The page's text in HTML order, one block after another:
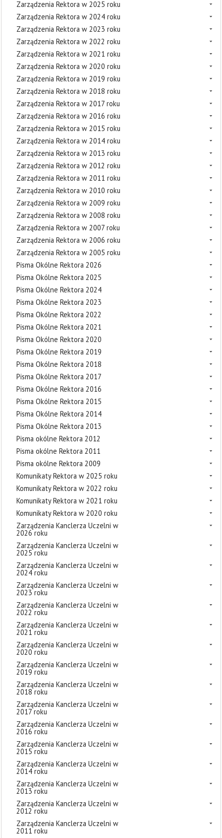
Zarządzenia Rektora w 2025 roku
Zarządzenia Rektora w 2024 roku
Zarządzenia Rektora w 2023 roku
Zarządzenia Rektora w 2022 roku
Zarządzenia Rektora w 2021 roku
Zarządzenia Rektora w 2020 roku
Zarządzenia Rektora w 2019 roku
Zarządzenia Rektora w 2018 roku
Zarządzenia Rektora w 2017 roku
Zarządzenia Rektora w 2016 roku
Zarządzenia Rektora w 2015 roku
Zarządzenia Rektora w 2014 roku
Zarządzenia Rektora w 2013 roku
Zarządzenia Rektora w 2012 roku
Zarządzenia Rektora w 2011 roku
Zarządzenia Rektora w 2010 roku
Zarządzenia Rektora w 2009 roku
Zarządzenia Rektora w 2008 roku
Zarządzenia Rektora w 2007 roku
Zarządzenia Rektora w 2006 roku
Zarządzenia Rektora w 2005 roku
Pisma Okólne Rektora 2026
Pisma Okólne Rektora 2025
Pisma Okólne Rektora 2024
Pisma Okólne Rektora 2023
Pisma Okólne Rektora 2022
Pisma Okólne Rektora 2021
Pisma Okólne Rektora 2020
Pisma Okólne Rektora 2019
Pisma Okólne Rektora 2018
Pisma Okólne Rektora 2017
Pisma Okólne Rektora 2016
Pisma Okólne Rektora 2015
Pisma Okólne Rektora 2014
Pisma Okólne Rektora 2013
Pisma okólne Rektora 2012
Pisma okólne Rektora 2011
Pisma okólne Rektora 2009
Komunikaty Rektora w 2025 roku
Komunikaty Rektora w 2022 roku
Komunikaty Rektora w 2021 roku
Komunikaty Rektora w 2020 roku
Zarządzenia Kanclerza Uczelni w
2026 roku
Zarządzenia Kanclerza Uczelni w
2025 roku
Zarządzenia Kanclerza Uczelni w
2024 roku
Zarządzenia Kanclerza Uczelni w
2023 roku
Zarządzenia Kanclerza Uczelni w
2022 roku
Zarządzenia Kanclerza Uczelni w
2021 roku
Zarządzenia Kanclerza Uczelni w
2020 roku
Zarządzenia Kanclerza Uczelni w
2019 roku
Zarządzenia Kanclerza Uczelni w
2018 roku
Zarządzenia Kanclerza Uczelni w
2017 roku
Zarządzenia Kanclerza Uczelni w
2016 roku
Zarządzenia Kanclerza Uczelni w
2015 roku
Zarządzenia Kanclerza Uczelni w
2014 roku
Zarządzenia Kanclerza Uczelni w
2013 roku
Zarządzenia Kanclerza Uczelni w
2012 roku
Zarządzenia Kanclerza Uczelni w
2011 roku